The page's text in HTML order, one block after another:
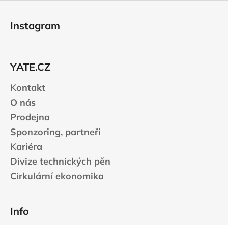
Instagram
YATE.CZ
Kontakt
O nás
Prodejna
Sponzoring, partneři
Kariéra
Divize technických pěn
Cirkulární ekonomika
Info